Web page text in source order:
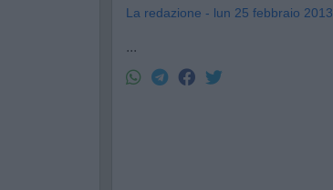
La redazione - lun 25 febbraio 2013
...